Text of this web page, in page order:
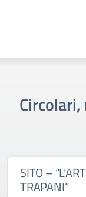
SITO –
TRAPANI”